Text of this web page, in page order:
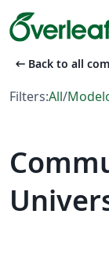
arrow_left_alt Back to all
Filters:All/